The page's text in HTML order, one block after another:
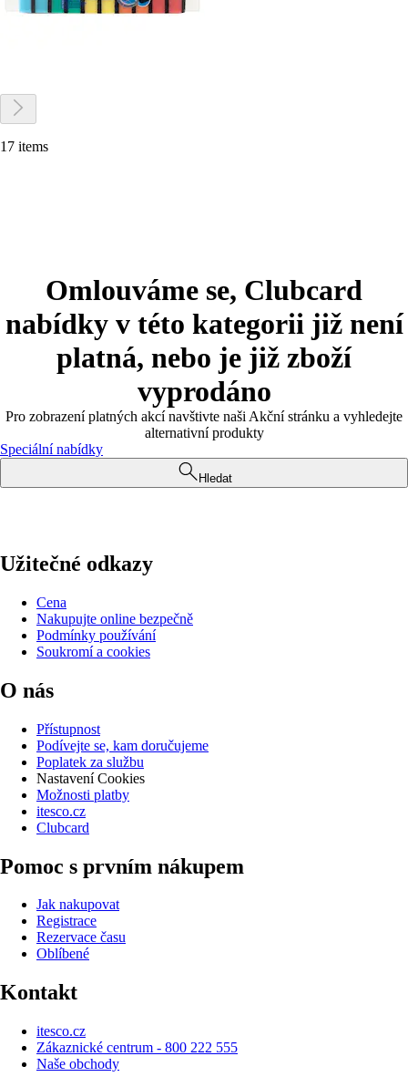
17 items
Omlouváme se, Clubcard
nabídky v této kategorii již není
platná, nebo je již zboží
vyprodáno
Pro zobrazení platných akcí navštivte naši Akční stránku a vyhledejte
alternativní produkty
Speciální nabídky
Hledat
Užitečné odkazy
Cena
Nakupujte online bezpečně
Podmínky používání
Soukromí a cookies
O nás
Přístupnost
Podívejte se, kam doručujeme
Poplatek za službu
Nastavení Cookies
Možnosti platby
itesco.cz
Clubcard
Pomoc s prvním nákupem
Jak nakupovat
Registrace
Rezervace času
Oblíbené
Kontakt
itesco.cz
Zákaznické centrum - 800 222 555
Naše obchody